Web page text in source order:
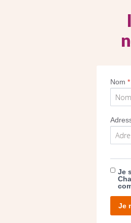
SEUL VOTRE DON
NOUS PERMET
Nom*
Je
Je